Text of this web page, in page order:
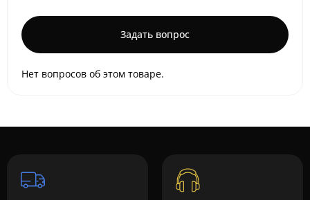
Задать вопрос
Нет вопросов об этом товаре.